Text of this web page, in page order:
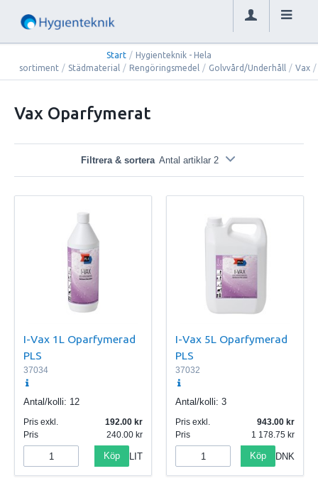
Start / Hygienteknik - Hela
sortiment / Städmaterial / Rengöringsmedel / Golvvård/Underhåll / Vax /
Vax Oparfymerat
Filtrera & sortera Antal artiklar 2
I-Vax 1L Oparfymerad
PLS
37034
Antal/kolli: 12
Pris exkl.
192.00
Pris
240.00
Köp LIT
I-Vax 5L Oparfymerad
PLS
37032
Antal/kolli: 3
Pris exkl.
943.00
Pris
1 178.75
Köp DNK